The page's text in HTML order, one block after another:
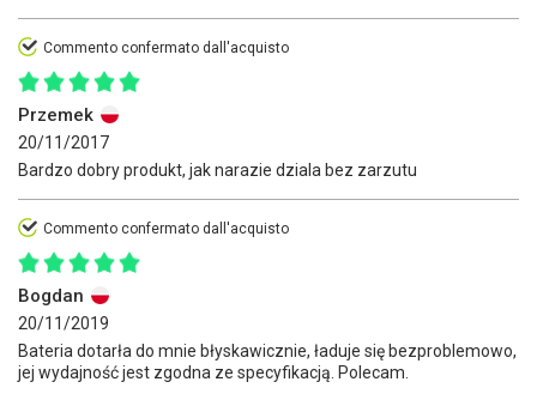
Commento confermato dall'acquisto
Przemek
20/11/2017
Bardzo dobry produkt, jak narazie dziala bez zarzutu
Commento confermato dall'acquisto
Bogdan
20/11/2019
Bateria dotarła do mnie błyskawicznie, ładuje się bezproblemowo,
jej wydajność jest zgodna ze specyfikacją. Polecam.